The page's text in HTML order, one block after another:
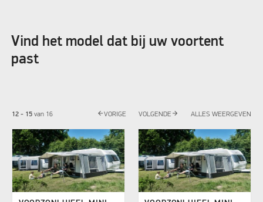
Vind het model dat bij uw voortent
past
12 - 15van 16 arrow_backVORIGE VOLGENDE arrow_forward ALLES WEERGEVEN